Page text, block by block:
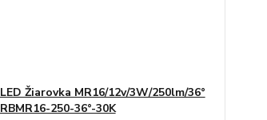
LED Žiarovka MR16/12v/3W/250lm/36°
RBMR16-250-36°-30K